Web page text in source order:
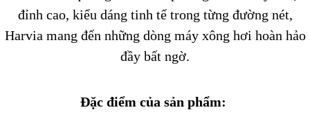
đỉnh cao, kiểu dáng tinh tế trong từng đường nét,
Harvia mang đến những dòng máy xông hơi hoàn hảo
đầy bất ngờ.
Đặc điểm của sản phẩm: